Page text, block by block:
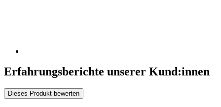
Erfahrungsberichte unserer Kund:innen
Dieses Produkt bewerten